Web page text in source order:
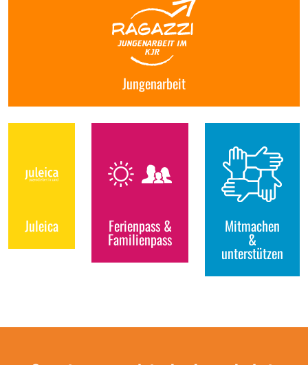
Jungenarbeit
Juleica Ferienpass &
Familienpass
Mitmachen
&
unterstützen